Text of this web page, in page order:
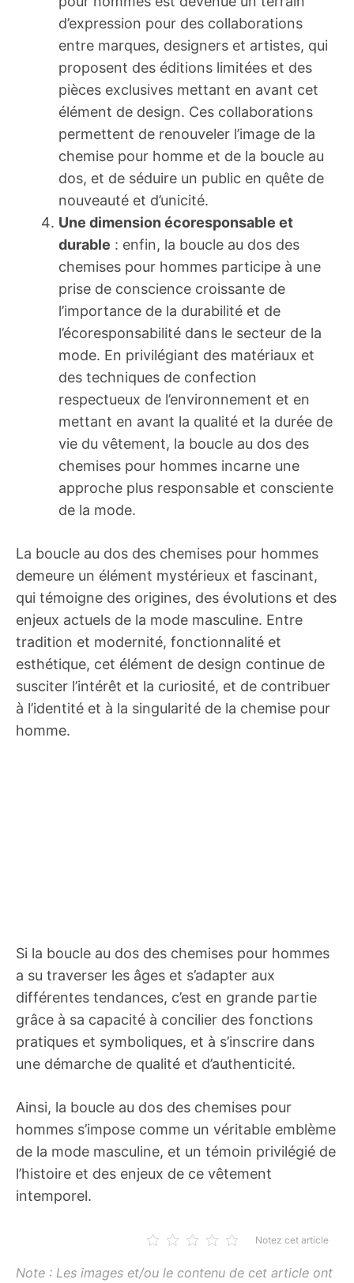
d’expression pour des collaborations
entre marques, designers et artistes, qui
proposent des éditions limitées et des
pièces exclusives mettant en avant cet
élément de design. Ces collaborations
permettent de renouveler l’image de la
chemise pour homme et de la boucle au
dos, et de séduire un public en quête de
nouveauté et d’unicité.
Une dimension écoresponsable et
durable : enfin, la boucle au dos des
chemises pour hommes participe à une
prise de conscience croissante de
l’importance de la durabilité et de
l’écoresponsabilité dans le secteur de la
mode. En privilégiant des matériaux et
des techniques de confection
respectueux de l’environnement et en
mettant en avant la qualité et la durée de
vie du vêtement, la boucle au dos des
chemises pour hommes incarne une
approche plus responsable et consciente
de la mode.
La boucle au dos des chemises pour hommes
demeure un élément mystérieux et fascinant,
qui témoigne des origines, des évolutions et des
enjeux actuels de la mode masculine. Entre
tradition et modernité, fonctionnalité et
esthétique, cet élément de design continue de
susciter l’intérêt et la curiosité, et de contribuer
à l’identité et à la singularité de la chemise pour
homme.
Si la boucle au dos des chemises pour hommes
a su traverser les âges et s’adapter aux
différentes tendances, c’est en grande partie
grâce à sa capacité à concilier des fonctions
pratiques et symboliques, et à s’inscrire dans
une démarche de qualité et d’authenticité.
Ainsi, la boucle au dos des chemises pour
hommes s’impose comme un véritable emblème
de la mode masculine, et un témoin privilégié de
l’histoire et des enjeux de ce vêtement
intemporel.
Notez cet article